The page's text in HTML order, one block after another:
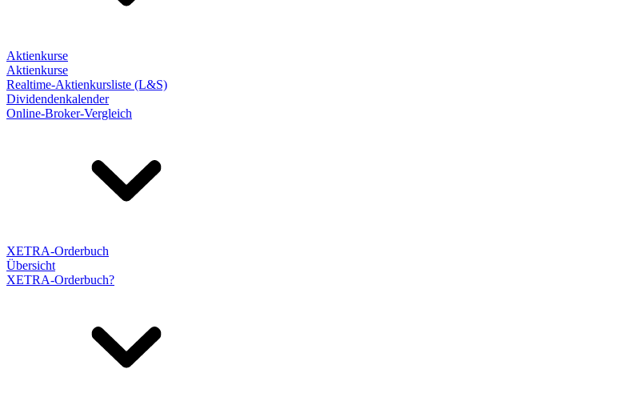
Aktienkurse
Aktienkurse
Realtime-Aktienkursliste (L&S)
Dividendenkalender
Online-Broker-Vergleich
XETRA-Orderbuch
Übersicht
XETRA-Orderbuch?